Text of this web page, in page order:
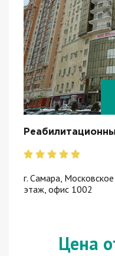
г. Самара,
этаж, офис 1002
Цена